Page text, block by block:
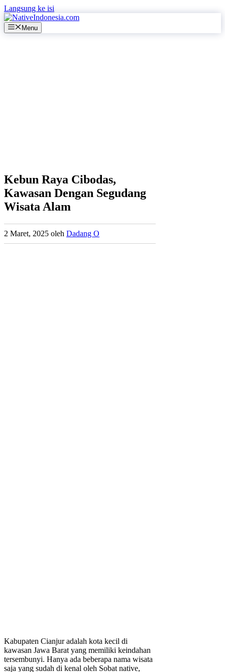
Langsung ke isi
Menu
Kebun Raya Cibodas,
Kawasan Dengan Segudang
Wisata Alam
2 Maret, 2025 oleh Dadang O
Kabupaten Cianjur adalah kota kecil di
kawasan Jawa Barat yang memiliki keindahan
tersembunyi. Hanya ada beberapa nama wisata
saja yang sudah di kenal oleh Sobat native,